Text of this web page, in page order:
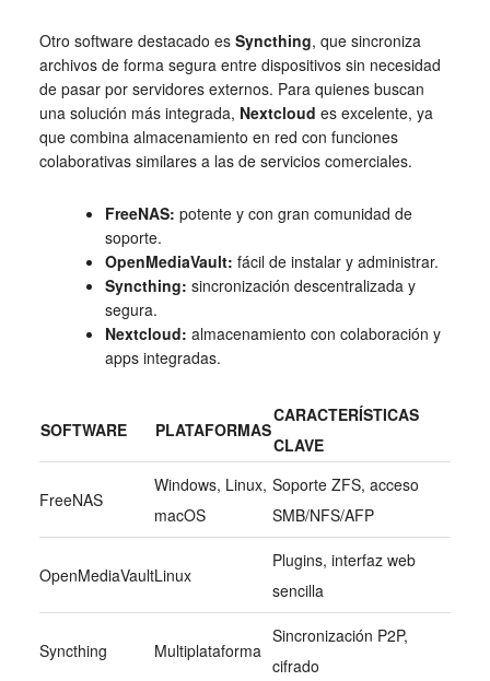
Otro software destacado es Syncthing, que sincroniza
archivos de forma segura entre dispositivos sin necesidad
de pasar por servidores externos. Para quienes buscan
una solución más integrada, Nextcloud es excelente, ya
que combina almacenamiento en red con funciones
colaborativas similares a las de servicios comerciales.
FreeNAS: potente y con gran comunidad de
soporte.
OpenMediaVault: fácil de instalar y administrar.
Syncthing: sincronización descentralizada y
segura.
Nextcloud: almacenamiento con colaboración y
apps integradas.
SOFTWARE PLATAFORMAS
CARACTERÍSTICAS
CLAVE
FreeNAS
Windows, Linux,
macOS
Soporte ZFS, acceso
SMB/NFS/AFP
OpenMediaVaultLinux
Plugins, interfaz web
sencilla
Syncthing Multiplataforma
Sincronización P2P,
cifrado